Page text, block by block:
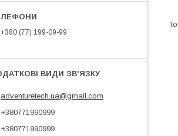
+380 (77) 199-09-99
adventuretech.ua@gmail.com
+380771990999
+380771990999